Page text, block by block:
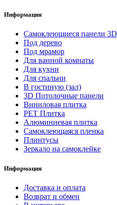
Информация
Самоклеющиеся панели 3D
Под дерево
Под мрамор
Для ванной комнаты
Для кухни
Для спальни
В гостиную (зал)
3D Потолочные панели
Виниловая плитка
PET Плитка
Алюминиевая плитка
Самоклеющаяся пленка
Плинтусы
Зеркало на самоклейке
Информация
Доставка и оплата
Возврат и обмен